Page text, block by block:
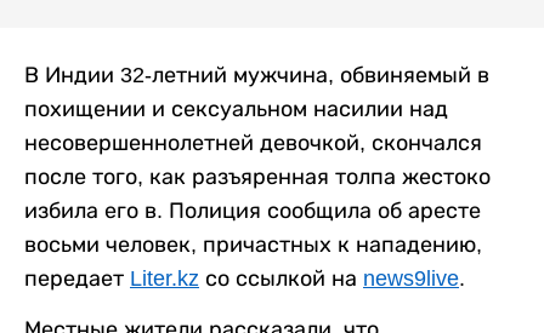
В Индии 32-летний мужчина, обвиняемый в
похищении и сексуальном насилии над
несовершеннолетней девочкой, скончался
после того, как разъяренная толпа жестоко
избила его в. Полиция сообщила об аресте
восьми человек, причастных к нападению,
передает Liter.kz со ссылкой на news9live.